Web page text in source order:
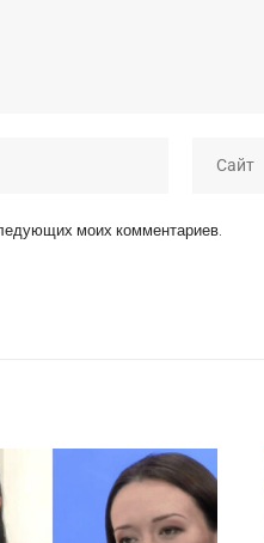
моих комментариев.